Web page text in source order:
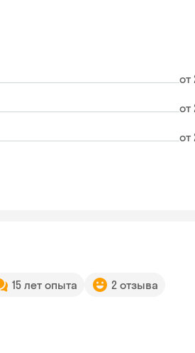
от
от
от
15 лет опыта 2 отзыва